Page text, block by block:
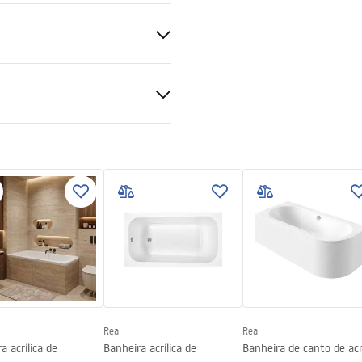
de montagem
acrílica de
Rea
Banheira acrílica de
Rea
Banheira de canto de